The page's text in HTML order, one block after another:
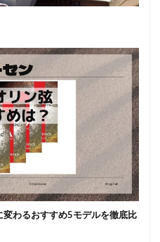
わるおすすめ5モデルを徹底比